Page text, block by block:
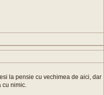
la pensie cu vechimea de aici, dar
cu nimic.